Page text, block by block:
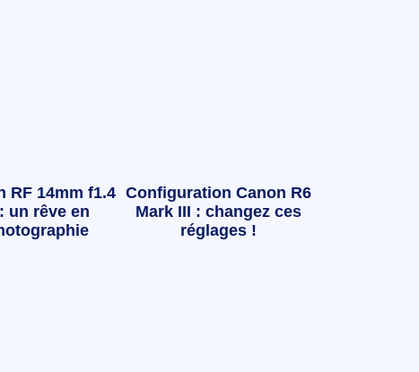
RF 14mm f1.4
un rêve en
Configuration Canon R6
Mark III : changez ces
réglages !